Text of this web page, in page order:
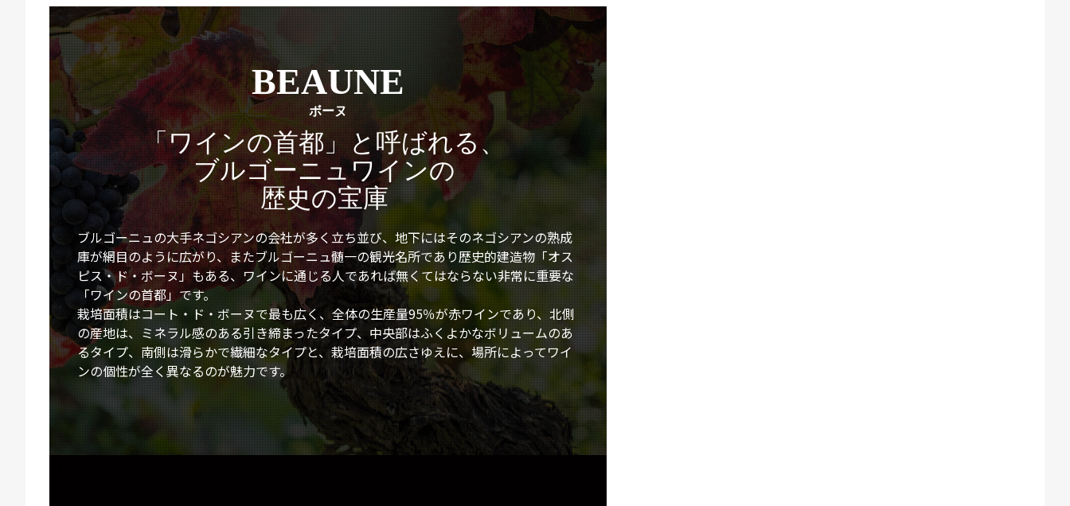
BEAUNE
ボーヌ
「ワインの首都」と呼ばれる、
ブルゴーニュワインの
歴史の宝庫
ブルゴーニュの大手ネゴシアンの会社が多く立ち並び、地下にはそのネゴシアンの熟成
庫が網目のように広がり、またブルゴーニュ髄一の観光名所であり歴史的建造物「オス
ピス・ド・ボーヌ」もある、ワインに通じる人であれば無くてはならない非常に重要な
「ワインの首都」です。
栽培面積はコート・ド・ボーヌで最も広く、全体の生産量95％が赤ワインであり、北側
の産地は、ミネラル感のある引き締まったタイプ、中央部はふくよかなボリュームのあ
るタイプ、南側は滑らかで繊細なタイプと、栽培面積の広さゆえに、場所によってワイ
ンの個性が全く異なるのが魅力です。